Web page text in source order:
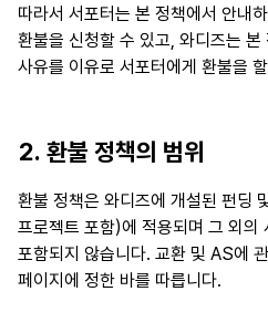
따라서 서포터는 본 정책에서 안내
환불을 신청할 수 있고, 와디즈는
사유를 이유로 서포터에게 환불을
2. 환불 정책의 범위
환불 정책은 와디즈에 개설된 펀딩
프로젝트 포함)에 적용되며 그 외의
포함되지 않습니다. 교환 및 AS에
페이지에 정한 바를 따릅니다.